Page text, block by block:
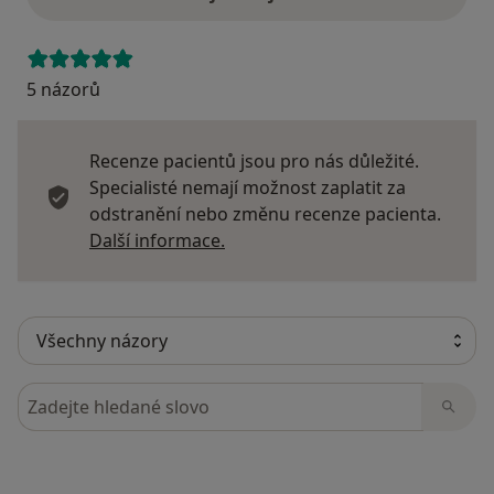
5 názorů
Recenze pacientů jsou pro nás důležité.
Specialisté nemají možnost zaplatit za
odstranění nebo změnu recenze pacienta.
Další informace.
Hledejte v názorech